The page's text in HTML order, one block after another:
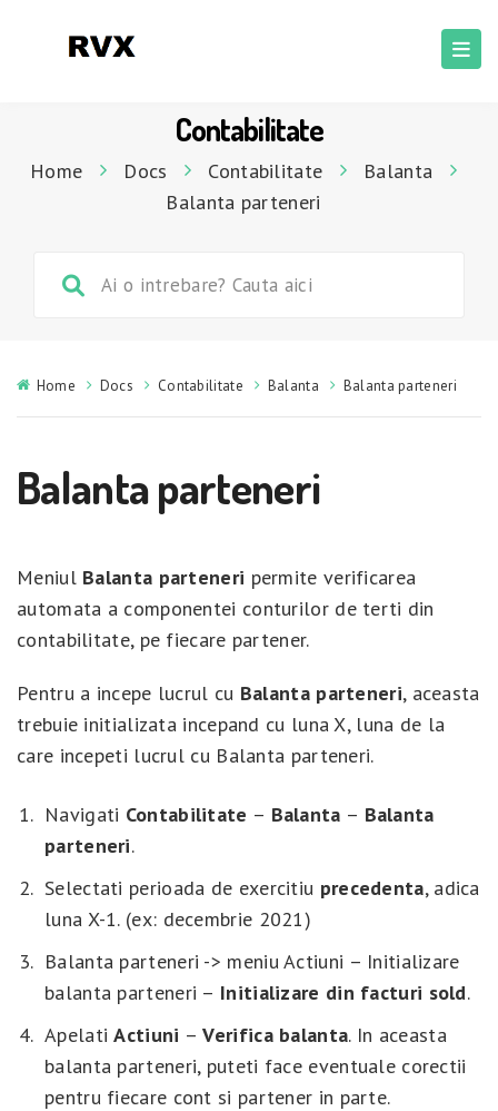
Contabilitate
Home Docs Contabilitate
Balanta
Balanta parteneri
Home Docs Contabilitate Balanta Balanta parteneri
Balanta parteneri
Meniul Balanta parteneri permite verificarea
automata a componentei conturilor de terti din
contabilitate, pe fiecare partener.
Pentru a incepe lucrul cu Balanta parteneri, aceasta
trebuie initializata incepand cu luna X, luna de la
care incepeti lucrul cu Balanta parteneri.
Navigati Contabilitate – Balanta – Balanta
parteneri.
Selectati perioada de exercitiu precedenta, adica
luna X-1. (ex: decembrie 2021)
Balanta parteneri -> meniu Actiuni – Initializare
balanta parteneri – Initializare din facturi sold.
ApelatiActiuni –Verifica balanta. In aceasta
balanta parteneri, puteti face eventuale corectii
pentru fiecare cont si partener in parte.